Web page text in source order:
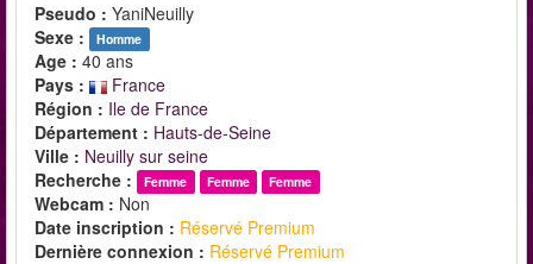
Pseudo : YaniNeuilly
Sexe :
Homme
Age : 40 ans
Pays :
France
Région : Ile de France
Département : Hauts-de-Seine
Ville : Neuilly sur seine
Recherche :
Femme Femme Femme
Webcam : Non
Date inscription : Réservé Premium
Dernière connexion : Réservé Premium